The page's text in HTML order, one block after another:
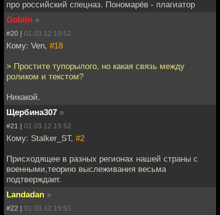
про российский спецназ. Пономарёв - плагиатор
Goblin »
#20 | 01.03.12 19:52
Кому: Ven, #18
> Простите тупорылого, но какая связь между
роликом и текстом?
Никакой.
Щербина307 »
#21 | 01.03.12 19:52
Кому: Stalker_ST, #2
Присходящее в разных регионах нашей страны с
военными,теорию выслеживания весьма
подтверждает.
Landadan »
#22 | 01.03.12 19:55